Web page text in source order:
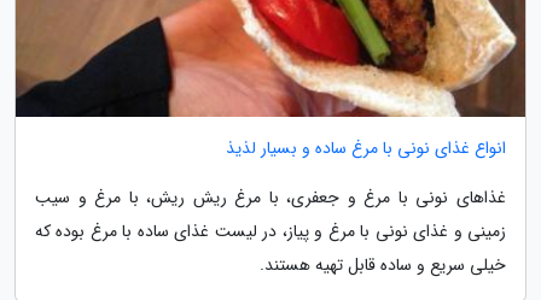
انواع غذای نونی با مرغ ساده و بسیار لذیذ
غذاهای نونی با مرغ و جعفری، با مرغ ریش ریش، با مرغ و سیب
زمینی و غذای نونی با مرغ و پیاز، در لیست غذای ساده با مرغ بوده که
خیلی سریع و ساده قابل تهیه هستند.